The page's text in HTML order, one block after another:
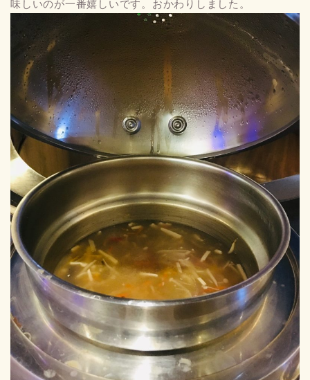
味しいのが一番嬉しいです。おかわりしました。